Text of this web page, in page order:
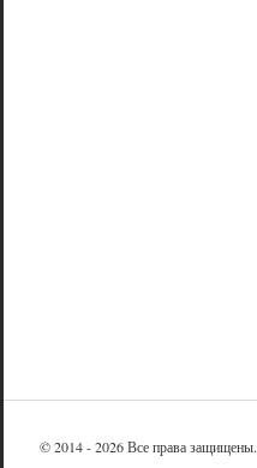
© 2014 - 2026 Все права защищены.